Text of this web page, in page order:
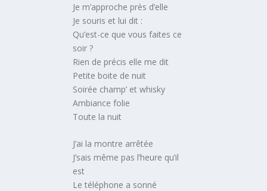
Je m’approche près d’elle
Je souris et lui dit :
Qu’est-ce que vous faites ce
soir ?
Rien de précis elle me dit
Petite boite de nuit
Soirée champ’ et whisky
Ambiance folie
Toute la nuit
J’ai la montre arrêtée
J’sais même pas l’heure qu’il
est
Le téléphone a sonné